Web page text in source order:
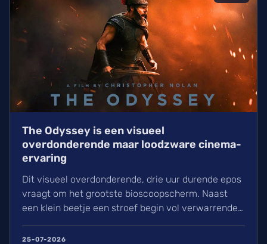
The Odyssey is een visueel
overdonderende maar loodzware cinema-
ervaring
Dit visueel overdonderende, drie uur durende epos
vraagt om het grootste bioscoopscherm. Naast
een klein beetje een stroef begin vol verwarrende
film in een indrukwekkend epos vol praktische
25-07-2026